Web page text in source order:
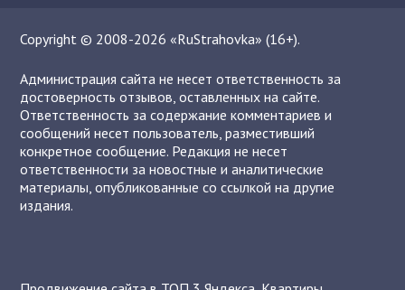
Copyright © 2008-2026 «RuStrahovka» (16+).
Администрация сайта не несет ответственность за
достоверность отзывов, оставленных на сайте.
Ответственность за содержание комментариев и
сообщений несет пользователь, разместивший
конкретное сообщение. Редакция не несет
ответственности за новостные и аналитические
материалы, опубликованные со ссылкой на другие
издания.